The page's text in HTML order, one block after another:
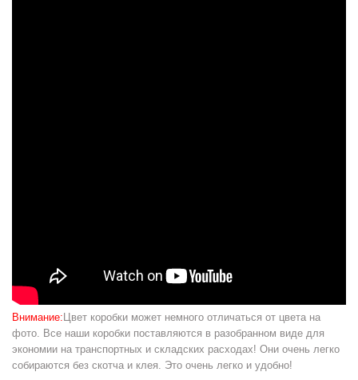
Внимание: Цвет коробки может немного отличаться от цвета на
фото. Все наши коробки поставляются в разобранном виде для
экономии на транспортных и складских расходах! Они очень легко
собираются без скотча и клея. Это очень легко и удобно!